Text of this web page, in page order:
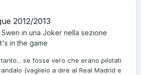
2012/2013
Swen in una Joker nella sezione
in the game
se fosse vero che erano pilotati
(vaglielo a dire al Real Madrid e